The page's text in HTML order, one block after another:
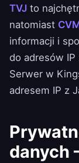
TVJ to
natomiast
informacji i
do adresów IP
Serwer w
adresem IP z
danych